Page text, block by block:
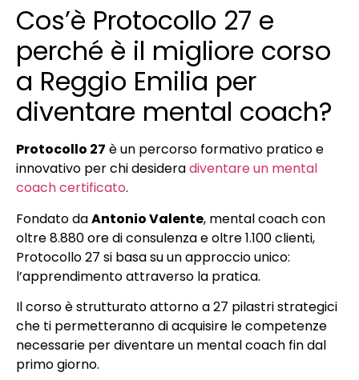
Cos’è Protocollo 27 e
perché è il migliore corso
a Reggio Emilia per
diventare mental coach?
Protocollo 27 è un percorso formativo pratico e
innovativo per chi desideradiventare un mental
coach certificato.
Fondato daAntonio Valente, mental coach con
oltre 8.880 ore di consulenza e oltre 1.100 clienti,
Protocollo 27 si basa su un approccio unico:
l’apprendimento attraverso la pratica.
Il corso è strutturato attorno a 27 pilastri strategici
che ti permetteranno di acquisire le competenze
necessarie per diventare un mental coach fin dal
primo giorno.